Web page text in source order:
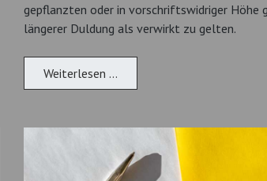
gepflanzten oder in vorschriftswidriger Höhe
längerer Duldung als verwirkt zu gelten.
Weiterlesen …